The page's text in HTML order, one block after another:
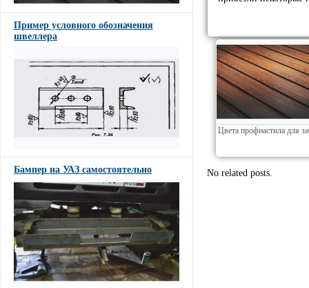
Пример условного обозначения
швеллера
Бампер на УАЗ самостоятельно
Цвета профнастила для
No related posts.